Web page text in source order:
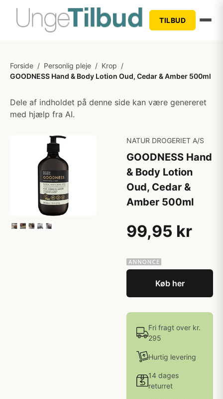
TILBUD
Forside / Personlig pleje / Krop /
GOODNESS Hand & Body Lotion Oud, Cedar & Amber 500ml
Dele af indholdet på denne side kan være genereret
med hjælp fra AI.
NATUR DROGERIET A/S
GOODNESS Hand
& Body Lotion
Oud, Cedar &
Amber 500ml
99,95 kr
Køb her
Fri fragt over kr.
295
Hurtig levering
14 dages
returret